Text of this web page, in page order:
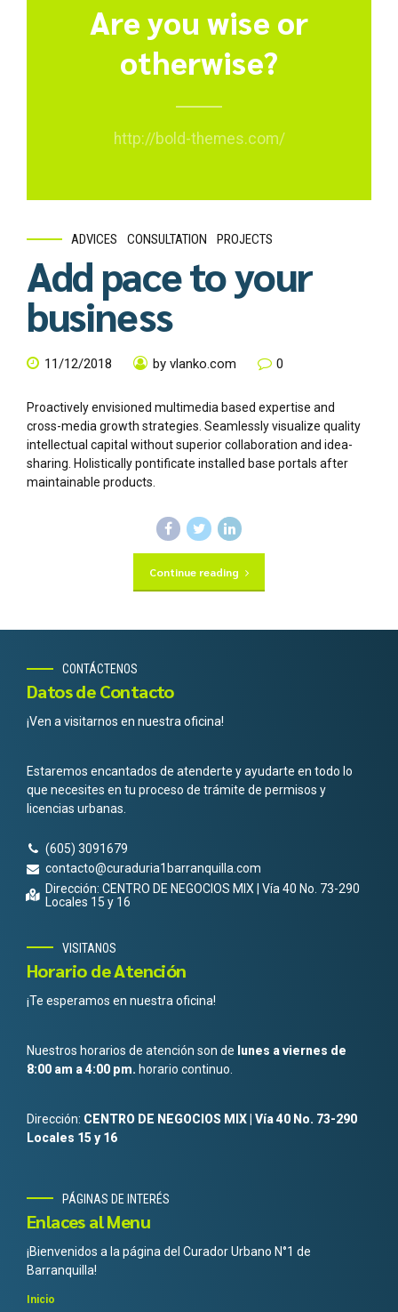
Are you wise or
otherwise?
http://bold-themes.com/
ADVICES CONSULTATION PROJECTS
Add pace to your
business
11/12/2018 by vlanko.com 0
Proactively envisioned multimedia based expertise and
cross-media growth strategies. Seamlessly visualize quality
intellectual capital without superior collaboration and idea-
sharing. Holistically pontificate installed base portals after
maintainable products.
Continue reading
CONTÁCTENOS
Datos de Contacto
¡Ven a visitarnos en nuestra oficina!
Estaremos encantados de atenderte y ayudarte en todo lo
que necesites en tu proceso de trámite de permisos y
licencias urbanas.
(605) 3091679
contacto@curaduria1barranquilla.com
Dirección: CENTRO DE NEGOCIOS MIX | Vía 40 No. 73-290
Locales 15 y 16
VISITANOS
Horario de Atención
¡Te esperamos en nuestra oficina!
Nuestros horarios de atención son de lunes a viernes de
8:00 am a 4:00 pm. horario continuo.
Dirección: CENTRO DE NEGOCIOS MIX | Vía 40 No. 73-290
Locales 15 y 16
PÁGINAS DE INTERÉS
Enlaces al Menu
¡Bienvenidos a la página del Curador Urbano N°1 de
Barranquilla!
Inicio